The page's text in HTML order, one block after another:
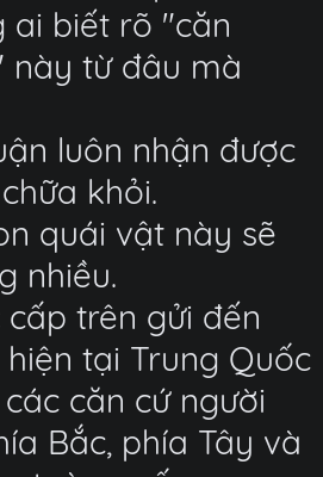
ai biết rõ "căn
này từ đâu mà
luôn nhận được
khỏi.
quái vật này sẽ
nhiều.
trên gửi đến
tại Trung Quốc
căn cứ người
Bắc, phía Tây và